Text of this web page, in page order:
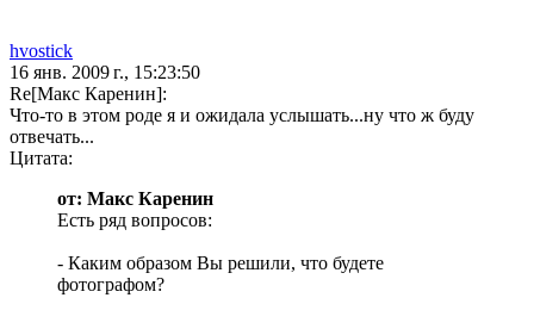
hvostick
16 янв. 2009 г., 15:23:50
Re[Макс Каренин]:
Что-то в этом роде я и ожидала услышать...ну что ж буду
отвечать...
Цитата:
от: Макс Каренин
Есть ряд вопросов:
- Каким образом Вы решили, что будете
фотографом?